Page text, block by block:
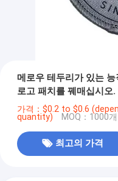
메로우 테두리가 있는
로고 패치를 꿰매십시오.
가격：$0.2 to $0.6
quantity) MOQ：1000개
최고의 가격